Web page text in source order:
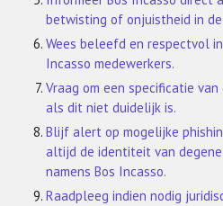
betwisting of onjuistheid in
Wees beleefd en respectvol
Incasso medewerkers.
Vraag om een specificatie
als dit niet duidelijk is.
Blijf alert op mogelijke
altijd de identiteit van
namens Bos Incasso.
Raadpleeg indien nodig